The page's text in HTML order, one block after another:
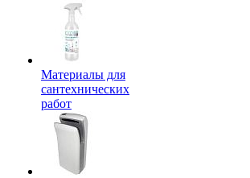
Материалы для
сантехнических
работ